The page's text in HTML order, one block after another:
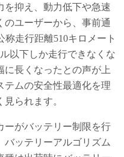
を抑え、動力低下や急速
のユーザーから、事前通
走行距離510キロメート
以下しか走行できなくな
に長くなったとの声が上
テムの安全性最適化を理
られます。
がバッテリー制限を行
バッテリーアルゴリズム